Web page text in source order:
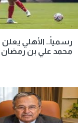
رسمياً.. الأهلي يعلن
محمد علي بن رمضان